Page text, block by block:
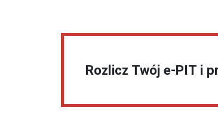
Rozlicz Twój e-PIT i